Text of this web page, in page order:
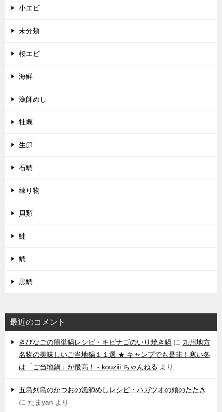
小エビ
未分類
桜エビ
海鮮
漁師めし
牡蠣
生節
石鯛
練り物
貝類
鮭
鯛
黒鯛
最近のコメント
きびなごの簡単鍋レシピ・キビナゴのいり焼き鍋 に 九州地方
名物の美味しいご当地鍋１１選 ★ キャンプでも是非！寒い冬
は「ご当地鍋」が最高！ - kouziii ちゃんねる より
五島列島のかつおの漁師めしレシピ・ハガツオの頭のたたき
に たまyan より